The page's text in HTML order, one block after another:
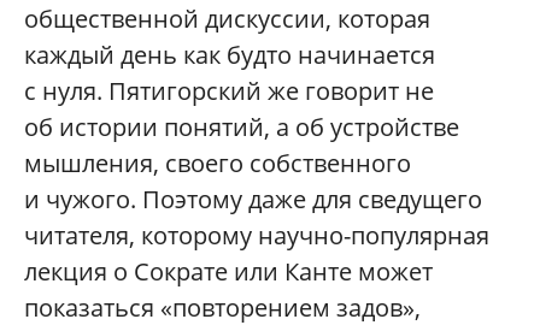
общественной дискуссии, которая
каждый день как будто начинается
с нуля. Пятигорский же говорит не
об истории понятий, а об устройстве
мышления, своего собственного
и чужого. Поэтому даже для сведущего
читателя, которому научно-популярная
лекция о Сократе или Канте может
показаться «повторением задов»,